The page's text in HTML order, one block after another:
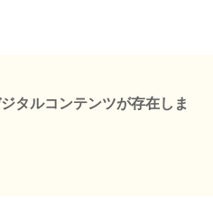
タルコンテンツが存在しま